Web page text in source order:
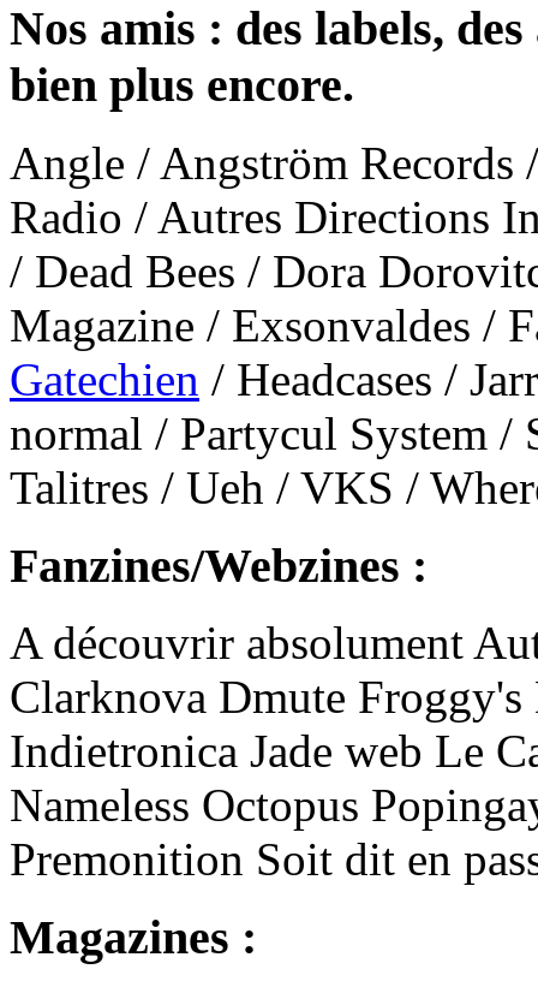
Nos amis : des labels,
bien plus encore.
Angle / Angström Records
Radio / Autres Directions
/ Dead Bees / Dora
Magazine / Exsonvaldes /
Gatechien / Headcases /
normal / Partycul System /
Talitres / Ueh / VKS /
Fanzines/Webzines :
A découvrir absolument
Clarknova Dmute
Indietronica Jade web Le
Nameless Octopus
Premonition Soit dit en
Magazines :